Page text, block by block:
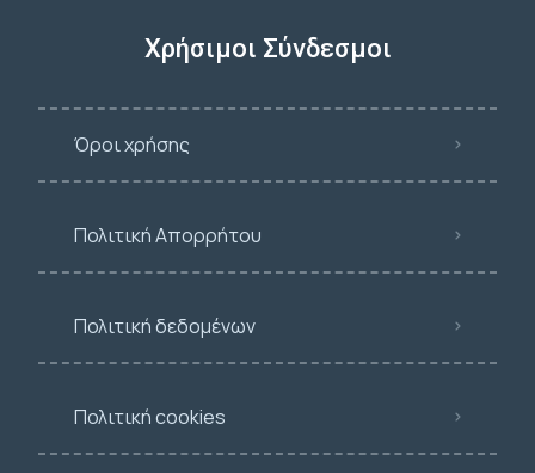
Χρήσιμοι Σύνδεσμοι
Όροι χρήσης
Πολιτική Απορρήτου
Πολιτική δεδομένων
Πολιτική cookies